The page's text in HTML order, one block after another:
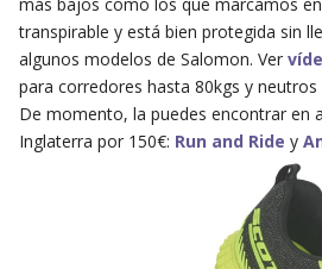
transpirable y está bien protegida sin
algunos modelos de Salomon. Ver
para corredores hasta 80kgs y
De momento, la puedes encontrar en
Inglaterra por 150€: Run and Ride y